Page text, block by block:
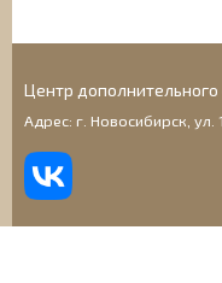
Центр
Адрес: г. Новосибирск, ул.